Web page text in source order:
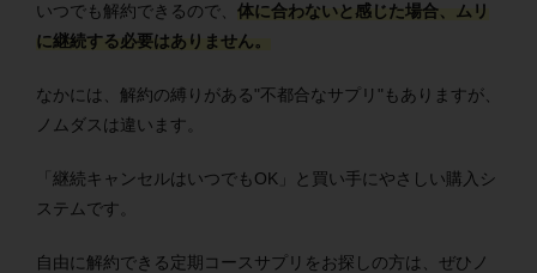
いつでも解約できるので、 体に合わないと感じた場合、ムリ
に継続する必要はありません。
なかには、解約の縛りがある"不都合なサプリ"もありますが、
ノムダスは違います。
「継続キャンセルはいつでもOK」と買い手にやさしい購入シ
ステムです。
自由に解約できる定期コースサプリをお探しの方は、ぜひノ